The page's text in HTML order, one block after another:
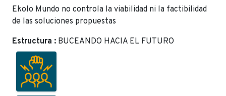
Ekolo Mundo no controla la viabilidad ni la factibilidad
de las soluciones propuestas
Estructura : BUCEANDO HACIA EL FUTURO